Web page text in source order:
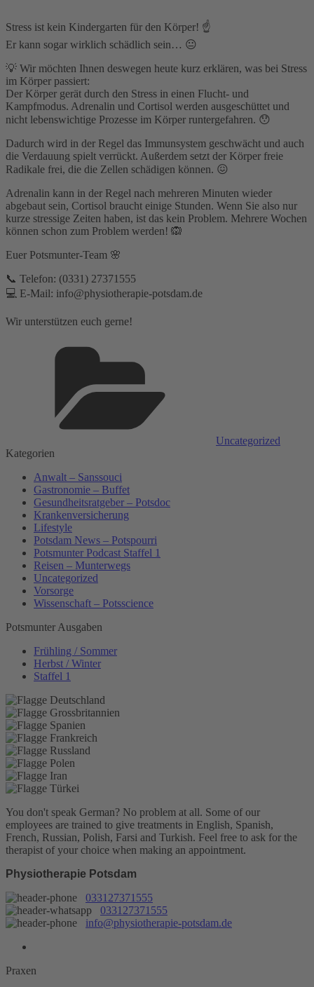
Stress ist kein Kindergarten für den Körper! ☝️
Er kann sogar wirklich schädlich sein… 😐
💡 Wir möchten Ihnen deswegen heute kurz erklären, was bei Stress
im Körper passiert:
Der Körper gerät durch den Stress in einen Flucht- und
Kampfmodus. Adrenalin und Cortisol werden ausgeschüttet und
nicht lebenswichtige Prozesse im Körper runtergefahren. 😯
Dadurch wird in der Regel das Immunsystem geschwächt und auch
die Verdauung spielt verrückt. Außerdem setzt der Körper freie
Radikale frei, die die Zellen schädigen können. 😖
Adrenalin kann in der Regel nach mehreren Minuten wieder
abgebaut sein, Cortisol braucht einige Stunden. Wenn Sie also nur
kurze stressige Zeiten haben, ist das kein Problem. Mehrere Wochen
können schon zum Problem werden! 🙉
Euer Potsmunter-Team 🌸
📞 Telefon: (0331) 27371555⁣
💻 E-Mail: info@physiotherapie-potsdam.de
Wir unterstützen euch gerne!
Uncategorized
Kategorien
Anwalt – Sanssouci
Gastronomie – Buffet
Gesundheitsratgeber – Potsdoc
Krankenversicherung
Lifestyle
Potsdam News – Potspourri
Potsmunter Podcast Staffel 1
Reisen – Munterwegs
Uncategorized
Vorsorge
Wissenschaft – Potsscience
Potsmunter Ausgaben
Frühling / Sommer
Herbst / Winter
Staffel 1
You don't speak German? No problem at all. Some of our
employees are trained to give treatments in English, Spanish,
French, Russian, Polish, Farsi and Turkish. Feel free to ask for the
therapist of your choice when making an appointment.
Physiotherapie Potsdam
033127371555
033127371555
info@physiotherapie-potsdam.de
Praxen